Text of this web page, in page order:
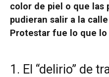
color de piel o que las
pudieran salir a la
Protestar fue lo que lo
1. El “delirio” de